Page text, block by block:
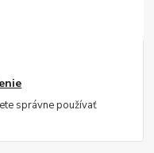
správne používať